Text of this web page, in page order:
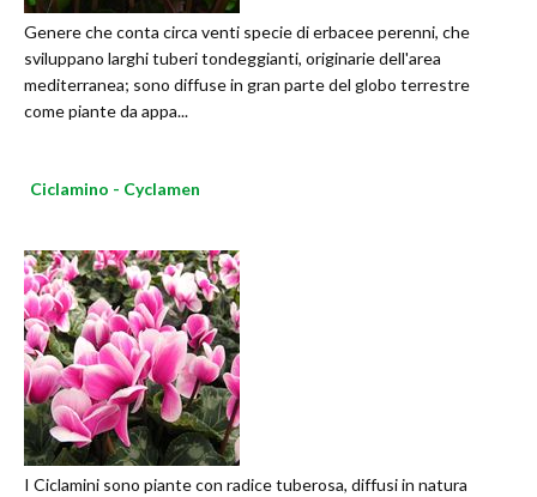
Genere che conta circa venti specie di erbacee perenni, che
sviluppano larghi tuberi tondeggianti, originarie dell'area
mediterranea; sono diffuse in gran parte del globo terrestre
come piante da appa...
Ciclamino - Cyclamen
I Ciclamini sono piante con radice tuberosa, diffusi in natura